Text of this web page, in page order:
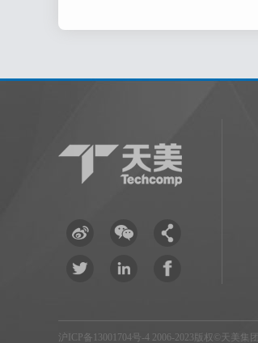
沪ICP备13001704号-4 2006-2023版权©天美集团